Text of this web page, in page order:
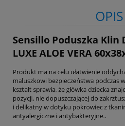
OPIS
Sensillo Poduszka Klin
LUXE ALOE VERA
Produkt ma na celu ułatwienie
maluszkowi bezpieczeństwa podczas
kształt sprawia, że główka dziecka
pozycji, nie dopuszczającej do
i delikatny w dotyku pokrowiec z
antyalergiczne i antybakteryjne..